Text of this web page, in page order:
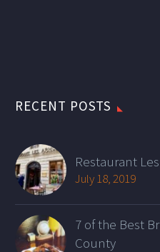
RECENT POSTS
Restaurant
July 18, 2019
7 of the Best
County